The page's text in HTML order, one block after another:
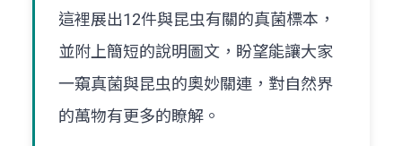
這裡展出12件與昆虫有關的真菌標本，
並附上簡短的說明圖文，盼望能讓大家
一窺真菌與昆虫的奧妙關連，對自然界
的萬物有更多的瞭解。